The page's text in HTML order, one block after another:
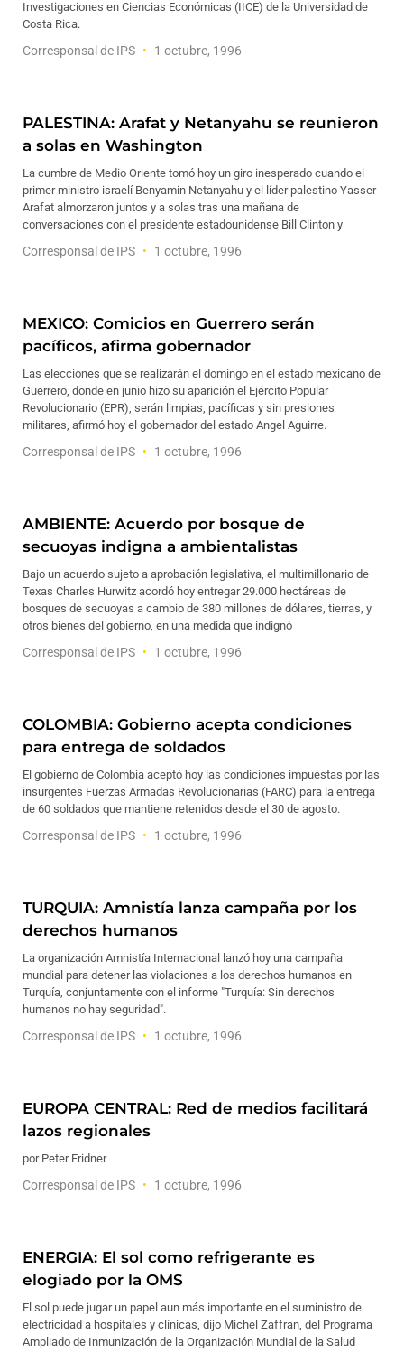
Investigaciones en Ciencias Económicas (IICE) de la Universidad de
Costa Rica.
Corresponsal de IPS 1 octubre, 1996
PALESTINA: Arafat y Netanyahu se reunieron
a solas en Washington
La cumbre de Medio Oriente tomó hoy un giro inesperado cuando el
primer ministro israelí Benyamin Netanyahu y el líder palestino Yasser
Arafat almorzaron juntos y a solas tras una mañana de
conversaciones con el presidente estadounidense Bill Clinton y
Corresponsal de IPS 1 octubre, 1996
MEXICO: Comicios en Guerrero serán
pacíficos, afirma gobernador
Las elecciones que se realizarán el domingo en el estado mexicano de
Guerrero, donde en junio hizo su aparición el Ejército Popular
Revolucionario (EPR), serán limpias, pacíficas y sin presiones
militares, afirmó hoy el gobernador del estado Angel Aguirre.
Corresponsal de IPS 1 octubre, 1996
AMBIENTE: Acuerdo por bosque de
secuoyas indigna a ambientalistas
Bajo un acuerdo sujeto a aprobación legislativa, el multimillonario de
Texas Charles Hurwitz acordó hoy entregar 29.000 hectáreas de
bosques de secuoyas a cambio de 380 millones de dólares, tierras, y
otros bienes del gobierno, en una medida que indignó
Corresponsal de IPS 1 octubre, 1996
COLOMBIA: Gobierno acepta condiciones
para entrega de soldados
El gobierno de Colombia aceptó hoy las condiciones impuestas por las
insurgentes Fuerzas Armadas Revolucionarias (FARC) para la entrega
de 60 soldados que mantiene retenidos desde el 30 de agosto.
Corresponsal de IPS 1 octubre, 1996
TURQUIA: Amnistía lanza campaña por los
derechos humanos
La organización Amnistía Internacional lanzó hoy una campaña
mundial para detener las violaciones a los derechos humanos en
Turquía, conjuntamente con el informe "Turquía: Sin derechos
humanos no hay seguridad".
Corresponsal de IPS 1 octubre, 1996
EUROPA CENTRAL: Red de medios facilitará
lazos regionales
por Peter Fridner
Corresponsal de IPS 1 octubre, 1996
ENERGIA: El sol como refrigerante es
elogiado por la OMS
El sol puede jugar un papel aun más importante en el suministro de
electricidad a hospitales y clínicas, dijo Michel Zaffran, del Programa
Ampliado de Inmunización de la Organización Mundial de la Salud